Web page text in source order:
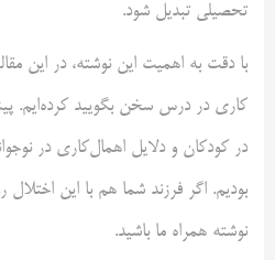
تحصیلی تبدیل شود.
با دقت به اهمیت این نوشته، در این
کاری در درس سخن بگویید کرده‌ایم.
در کودکان و دلایل اهمال‌کاری در
بودیم. اگر فرزند شما هم با این اختلال
نوشته همراه ما باشید.